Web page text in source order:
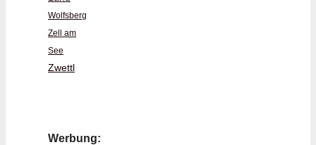
Wolfsberg
Zell am
See
Zwettl
Werbung: